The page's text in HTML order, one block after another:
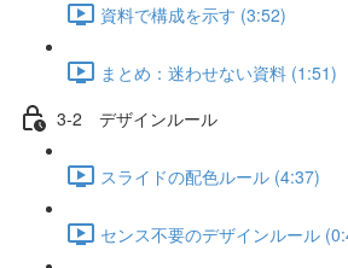
資料で構成を示す (3:52)
まとめ：迷わせない資料 (1:51)
3-2 デザインルール
スライドの配色ルール (4:37)
センス不要のデザインルール